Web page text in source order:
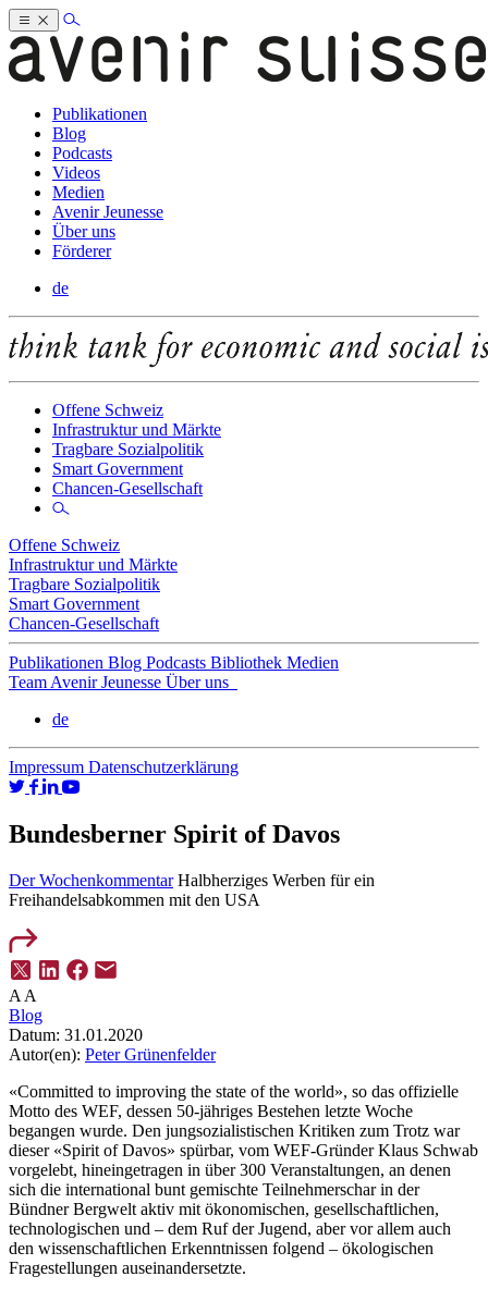
Publikationen
Blog
Podcasts
Videos
Medien
Avenir Jeunesse
Über uns
Förderer
de
Offene Schweiz
Infrastruktur und Märkte
Tragbare Sozialpolitik
Smart Government
Chancen-Gesellschaft
Offene Schweiz
Infrastruktur und Märkte
Tragbare Sozialpolitik
Smart Government
Chancen-Gesellschaft
Publikationen Blog Podcasts Bibliothek Medien
Team Avenir Jeunesse Über uns
de
Impressum Datenschutzerklärung
Bundesberner Spirit of Davos
Der WochenkommentarHalbherziges Werben für ein
Freihandelsabkommen mit den USA
A A
Blog
Datum: 31.01.2020
Autor(en): Peter Grünenfelder
«Committed to improving the state of the world», so das offizielle
Motto des WEF, dessen 50-jähriges Bestehen letzte Woche
begangen wurde. Den jungsozialistischen Kritiken zum Trotz war
dieser «Spirit of Davos» spürbar, vom WEF-Gründer Klaus Schwab
vorgelebt, hineingetragen in über 300 Veranstaltungen, an denen
sich die international bunt gemischte Teilnehmerschar in der
Bündner Bergwelt aktiv mit ökonomischen, gesellschaftlichen,
technologischen und – dem Ruf der Jugend, aber vor allem auch
den wissenschaftlichen Erkenntnissen folgend – ökologischen
Fragestellungen auseinandersetzte.